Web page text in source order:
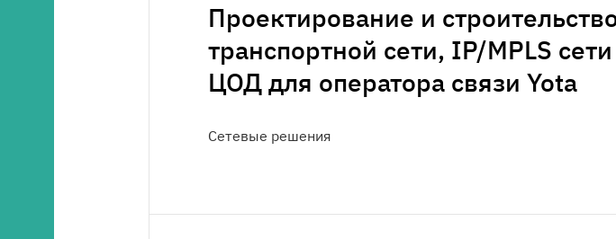
Проектирование и
транспортной сети, IP/MPLS
ЦОД для оператора связи Yota
Сетевые решения